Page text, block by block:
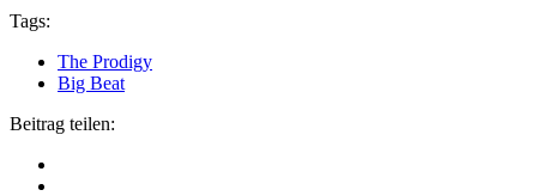
Tags:
The Prodigy
Big Beat
Beitrag teilen: